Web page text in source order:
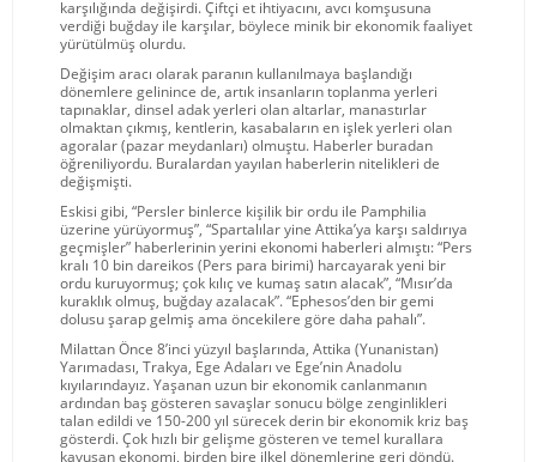
karşılığında değişirdi. Çiftçi et ihtiyacını, avcı komşusuna
verdiği buğday ile karşılar, böylece minik bir ekonomik faaliyet
yürütülmüş olurdu.
Değişim aracı olarak paranın kullanılmaya başlandığı
dönemlere gelinince de, artık insanların toplanma yerleri
tapınaklar, dinsel adak yerleri olan altarlar, manastırlar
olmaktan çıkmış, kentlerin, kasabaların en işlek yerleri olan
agoralar (pazar meydanları) olmuştu. Haberler buradan
öğreniliyordu. Buralardan yayılan haberlerin nitelikleri de
değişmişti.
Eskisi gibi, “Persler binlerce kişilik bir ordu ile Pamphilia
üzerine yürüyormuş”, “Spartalılar yine Attika’ya karşı saldırıya
geçmişler” haberlerinin yerini ekonomi haberleri almıştı: “Pers
kralı 10 bin dareikos (Pers para birimi) harcayarak yeni bir
ordu kuruyormuş; çok kılıç ve kumaş satın alacak”, “Mısır’da
kuraklık olmuş, buğday azalacak”. “Ephesos’den bir gemi
dolusu şarap gelmiş ama öncekilere göre daha pahalı”.
Milattan Önce 8’inci yüzyıl başlarında, Attika (Yunanistan)
Yarımadası, Trakya, Ege Adaları ve Ege’nin Anadolu
kıyılarındayız. Yaşanan uzun bir ekonomik canlanmanın
ardından baş gösteren savaşlar sonucu bölge zenginlikleri
talan edildi ve 150-200 yıl sürecek derin bir ekonomik kriz baş
gösterdi. Çok hızlı bir gelişme gösteren ve temel kurallara
kavuşan ekonomi, birden bire ilkel dönemlerine geri döndü.